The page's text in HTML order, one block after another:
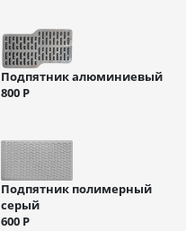
Подпятник алюминиевый
800 Р
Подпятник полимерный
серый
600 Р